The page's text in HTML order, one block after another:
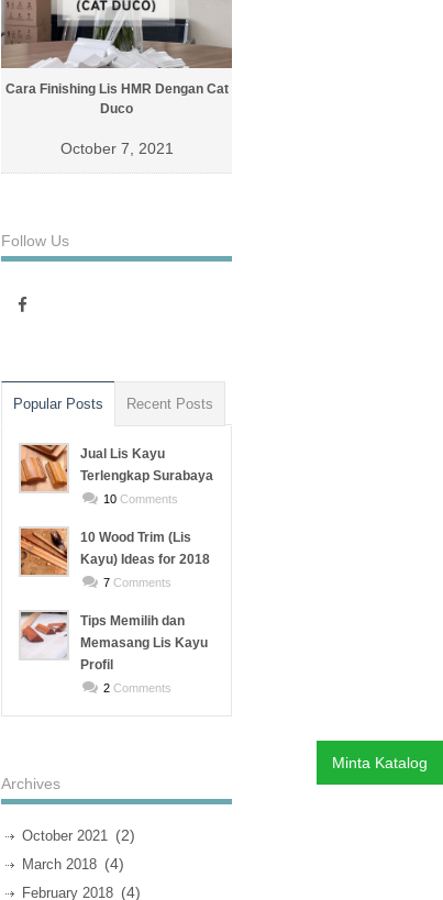
Cara Finishing Lis HMR Dengan Cat
Duco
October 7, 2021
Follow Us
Popular Posts Recent Posts
Jual Lis Kayu
Terlengkap Surabaya
10Comments
10 Wood Trim (Lis
Kayu) Ideas for 2018
7Comments
Tips Memilih dan
Memasang Lis Kayu
Profil
2Comments
Archives
October 2021 (2)
March 2018 (4)
February 2018 (4)
Minta Katalog